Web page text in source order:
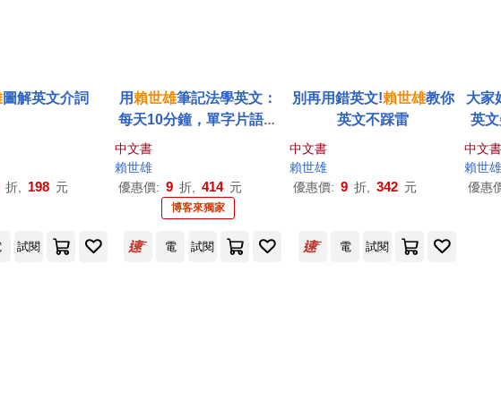
圖解英文介詞
折, 198 元
用 賴世雄筆記法學英文：
每天10分鐘，單字片語一
本通 (獨家買1送1，買紙
中文書
賴世雄
優惠價: 9 折, 414 元
博客來獨家
別再用錯英文!賴世雄教你
英文不踩雷
中文書
賴世雄
優惠價: 9 折, 342 元
大家
英
中文書
賴世雄
優惠
試閱 電 試閱 電 試閱